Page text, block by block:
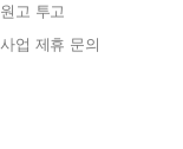
원고 투고
사업 제휴 문의